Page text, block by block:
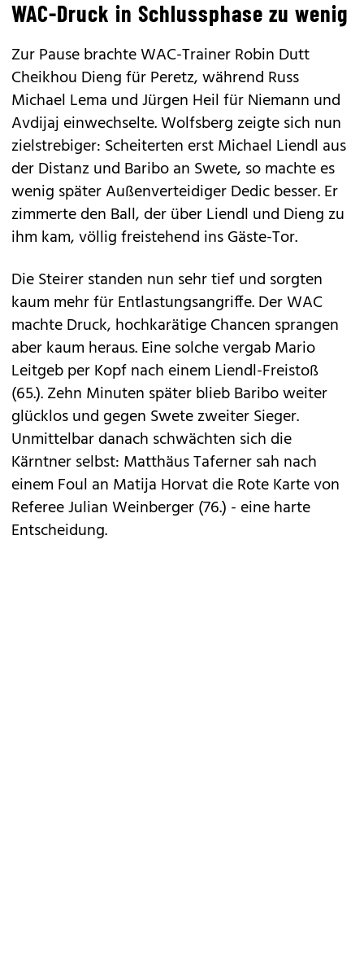
WAC-Druck in Schlussphase zu wenig
Zur Pause brachte WAC-Trainer Robin Dutt
Cheikhou Dieng für Peretz, während Russ
Michael Lema und Jürgen Heil für Niemann und
Avdijaj einwechselte. Wolfsberg zeigte sich nun
zielstrebiger: Scheiterten erst Michael Liendl aus
der Distanz und Baribo an Swete, so machte es
wenig später Außenverteidiger Dedic besser. Er
zimmerte den Ball, der über Liendl und Dieng zu
ihm kam, völlig freistehend ins Gäste-Tor.
Die Steirer standen nun sehr tief und sorgten
kaum mehr für Entlastungsangriffe. Der WAC
machte Druck, hochkarätige Chancen sprangen
aber kaum heraus. Eine solche vergab Mario
Leitgeb per Kopf nach einem Liendl-Freistoß
(65.). Zehn Minuten später blieb Baribo weiter
glücklos und gegen Swete zweiter Sieger.
Unmittelbar danach schwächten sich die
Kärntner selbst: Matthäus Taferner sah nach
einem Foul an Matija Horvat die Rote Karte von
Referee Julian Weinberger (76.) - eine harte
Entscheidung.